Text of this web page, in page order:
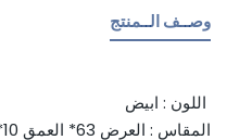
وصــف الــمنتج
اللون : ابيض
المقاس : العرض 63* العمق 10* الإرتفاع 80 سم